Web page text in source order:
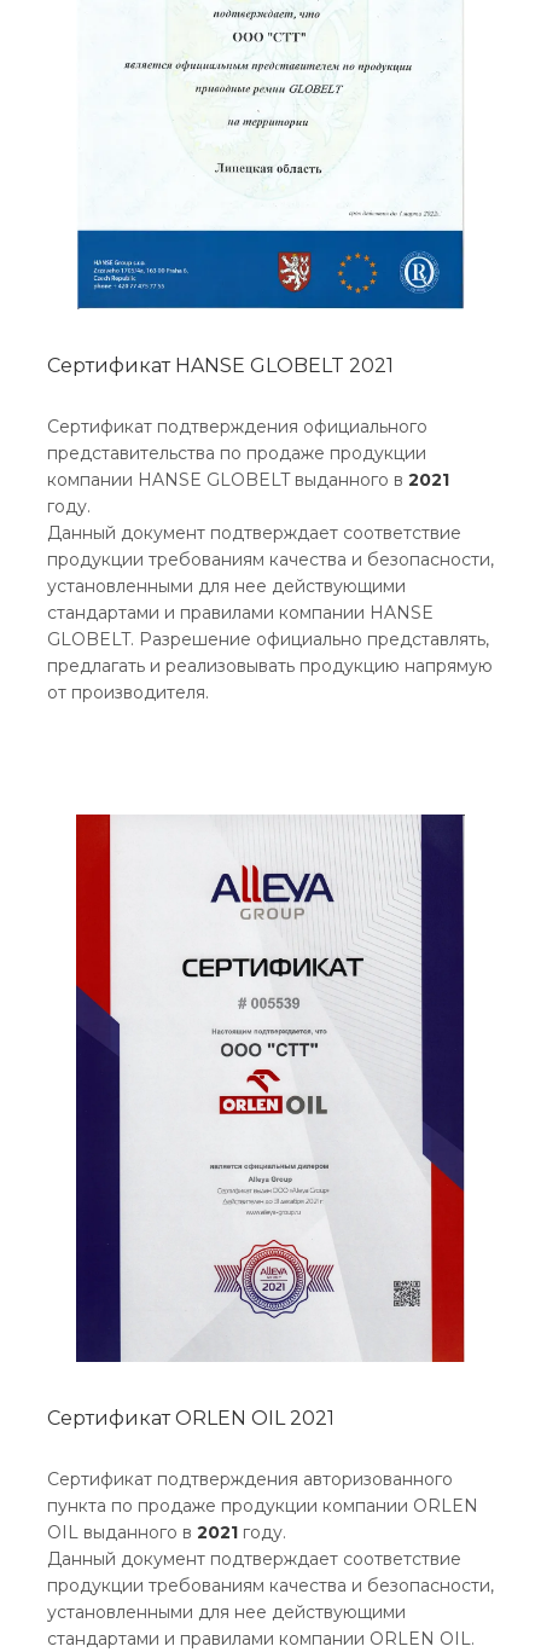
Сертификат HANSE GLOBELT 2021
Сертификат подтверждения официального
представительства по продаже продукции
компании HANSE GLOBELT выданного в 2021
году.
Данный документ подтверждает соответствие
продукции требованиям качества и безопасности,
установленными для нее действующими
стандартами и правилами компании HANSE
GLOBELT. Разрешение официально представлять,
предлагать и реализовывать продукцию напрямую
от производителя.
Сертификат ORLEN OIL 2021
Сертификат подтверждения авторизованного
пункта по продаже продукции компании ORLEN
OIL выданного в 2021 году.
Данный документ подтверждает соответствие
продукции требованиям качества и безопасности,
установленными для нее действующими
стандартами и правилами компании ORLEN OIL.